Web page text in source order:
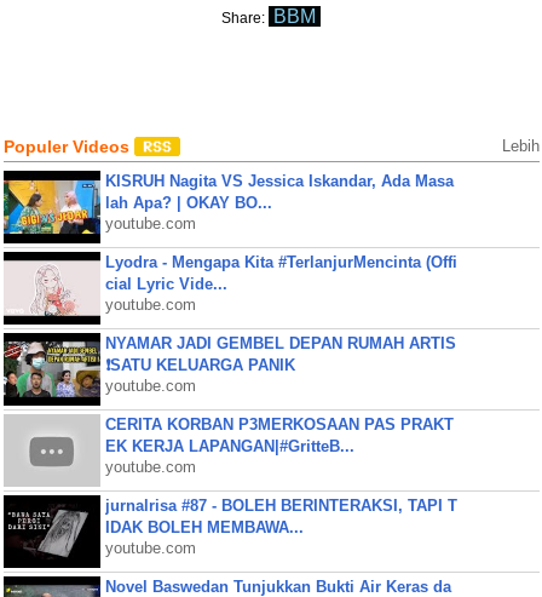
Share: BBM
Populer Videos Lebih
KISRUH Nagita VS Jessica Iskandar, Ada Masa
lah Apa? | OKAY BO...
youtube.com
Lyodra - Mengapa Kita #TerlanjurMencinta (Offi
cial Lyric Vide...
youtube.com
NYAMAR JADI GEMBEL DEPAN RUMAH ARTIS
❗SATU KELUARGA PANIK
youtube.com
CERITA KORBAN P3MERKOSAAN PAS PRAKT
EK KERJA LAPANGAN|#GritteB...
youtube.com
jurnalrisa #87 - BOLEH BERINTERAKSI, TAPI T
IDAK BOLEH MEMBAWA...
youtube.com
Novel Baswedan Tunjukkan Bukti Air Keras da